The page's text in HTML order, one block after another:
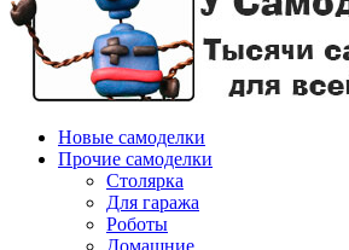
Новые самоделки
Прочие самоделки
Столярка
Для гаража
Роботы
Домашние